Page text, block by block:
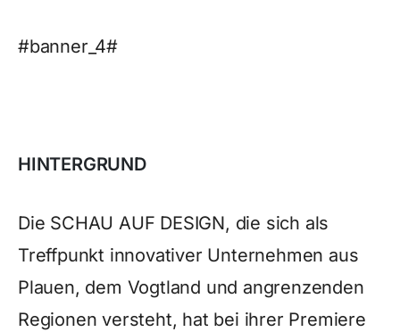
#banner_4#
HINTERGRUND
Die SCHAU AUF DESIGN, die sich als
Treffpunkt innovativer Unternehmen aus
Plauen, dem Vogtland und angrenzenden
Regionen versteht, hat bei ihrer Premiere